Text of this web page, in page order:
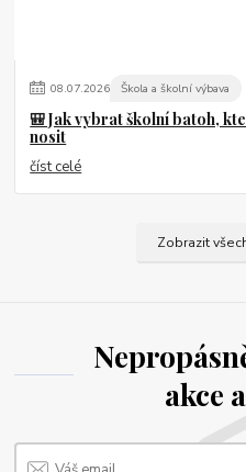
08.07.2026 Škola a školní výbava
🎒 Jak vybrat školní batoh,
nosit
číst celé
Zobrazit
akce